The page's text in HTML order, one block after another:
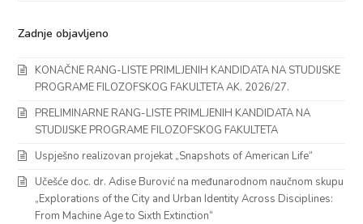
Zadnje objavljeno
KONAČNE RANG-LISTE PRIMLJENIH KANDIDATA NA STUDIJSKE
PROGRAME FILOZOFSKOG FAKULTETA AK. 2026/27.
PRELIMINARNE RANG-LISTE PRIMLJENIH KANDIDATA NA
STUDIJSKE PROGRAME FILOZOFSKOG FAKULTETA
Uspješno realizovan projekat „Snapshots of American Life“
Učešće doc. dr. Adise Burović na međunarodnom naučnom skupu
„Explorations of the City and Urban Identity Across Disciplines:
From Machine Age to Sixth Extinction“